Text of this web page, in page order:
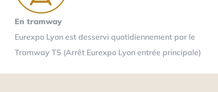
En tramway
Eurexpo Lyon est desservi quotidiennement par le
Tramway T5 (Arrêt Eurexpo Lyon entrée principale)